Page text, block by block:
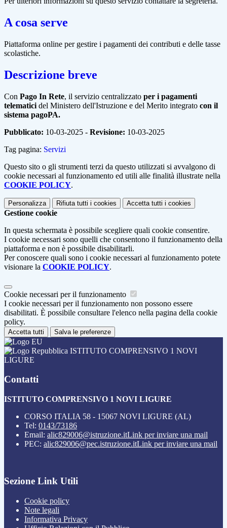
A cosa serve
Piattaforma online per gestire i pagamenti dei contributi e delle tasse
scolastiche.
Descrizione breve
Con Pago In Rete, il servizio centralizzato per i pagamenti
telematici del Ministero dell'Istruzione e del Merito integrato con il
sistema pagoPA.
Pubblicato: 10-03-2025 - Revisione: 10-03-2025
Tag pagina: Servizi
Questo sito o gli strumenti terzi da questo utilizzati si avvalgono di
cookie necessari al funzionamento ed utili alle finalità illustrate nella
COOKIE POLICY.
Personalizza Rifiuta tutti i cookies Accetta tutti i cookies
Gestione cookie
In questa schermata è possibile scegliere quali cookie consentire.
I cookie necessari sono quelli che consentono il funzionamento della
piattaforma e non è possibile disabilitarli.
Per conoscere quali sono i cookie necessari al funzionamento potete
visionare la COOKIE POLICY.
Cookie necessari per il funzionamento
I cookie necessari per il funzionamento non possono essere
disabilitati. È possibile consultare l'elenco nella pagina della cookie
policy.
Accetta tutti Salva le preferenze
ISTITUTO COMPRENSIVO 1 NOVI
LIGURE
Contatti
ISTITUTO COMPRENSIVO 1 NOVI LIGURE
CORSO ITALIA 58 - 15067 NOVI LIGURE (AL)
Tel: 0143/73186
Email: alic829006@istruzione.itLink per inviare una mail
PEC: alic829006@pec.istruzione.itLink per inviare una mail
Sezione Link Utili
Cookie policy
Note legali
Informativa Privacy